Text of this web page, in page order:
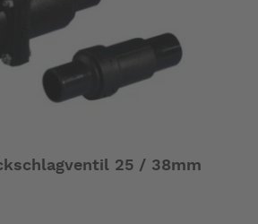
25 / 38mm